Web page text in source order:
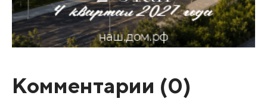
Комментарии (0)